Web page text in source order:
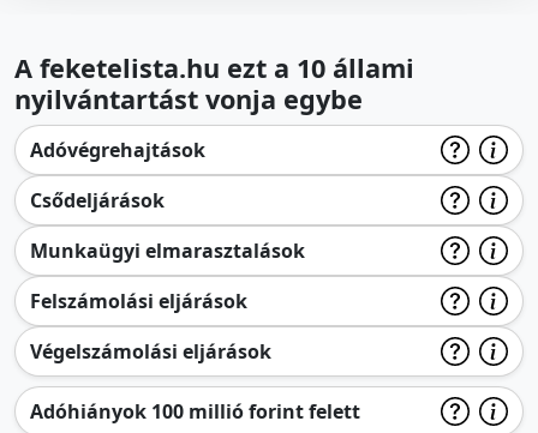
A feketelista.hu ezt a 10 állami
nyilvántartást vonja egybe
Adóvégrehajtások
Csődeljárások
Munkaügyi elmarasztalások
Felszámolási eljárások
Végelszámolási eljárások
Adóhiányok 100 millió forint felett